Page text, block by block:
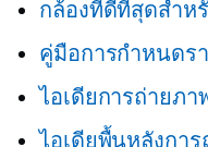
กล้องที่ดีที่สุดสำห
คู่มือการกำหนดร
ไอเดียการถ่ายภา
ไอเดียพื้นหลังกา